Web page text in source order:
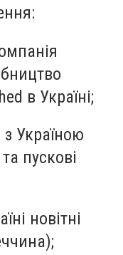
в Україні;
Україною
пускові
новітні